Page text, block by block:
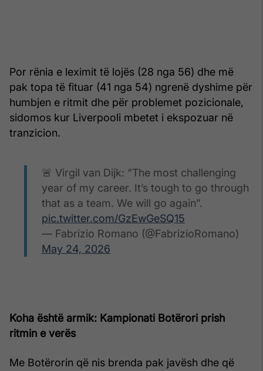
Por rënia e leximit të lojës (28 nga 56) dhe më
pak topa të fituar (41 nga 54) ngrenë dyshime për
humbjen e ritmit dhe për problemet pozicionale,
sidomos kur Liverpooli mbetet i ekspozuar në
tranzicion.
🚨 Virgil van Dijk: “The most challenging
year of my career. It’s tough to go through
that as a team. We will go again”.
pic.twitter.com/GzEwGeSQ15
— Fabrizio Romano (@FabrizioRomano)
May 24, 2026
Koha është armik: Kampionati Botërori prish
ritmin e verës
Me Botërorin që nis brenda pak javësh dhe që